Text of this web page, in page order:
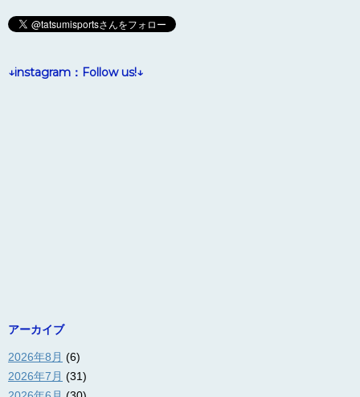
↓instagram：Follow us!↓
アーカイブ
2026年8月 (6)
2026年7月 (31)